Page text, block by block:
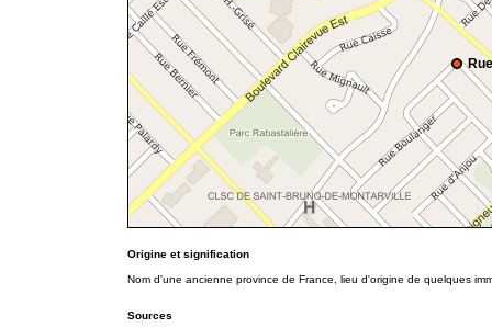
Origine et signification
Nom d'une ancienne province de France, lieu d'origine de quelques
Sources